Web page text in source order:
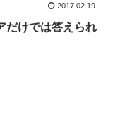
2017.02.19
だけでは答えられ